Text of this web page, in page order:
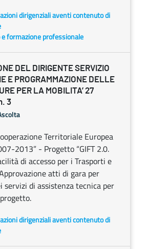
dirigenziali aventi contenuto di
e formazione professionale
DEL DIRIGENTE SERVIZIO
E PROGRAMMAZIONE DELLE
PER LA MOBILITA’ 27
3
Territoriale Europea
2013” - Progetto “GIFT 2.0.
di accesso per i Trasporti e
atti di gara per
servizi di assistenza tecnica per
dirigenziali aventi contenuto di